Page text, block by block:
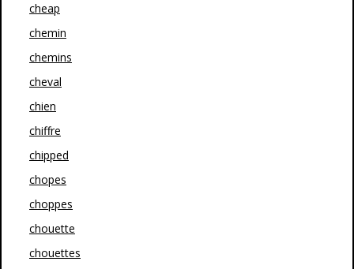
cheap
chemin
chemins
cheval
chien
chiffre
chipped
chopes
choppes
chouette
chouettes